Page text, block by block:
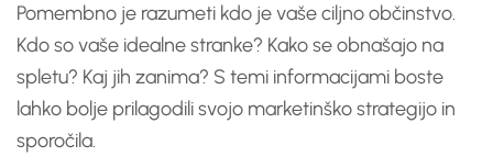
Pomembno je razumeti kdo je vaše ciljno občinstvo.
Kdo so vaše idealne stranke? Kako se obnašajo na
spletu? Kaj jih zanima? S temi informacijami boste
lahko bolje prilagodili svojo marketinško strategijo in
sporočila.